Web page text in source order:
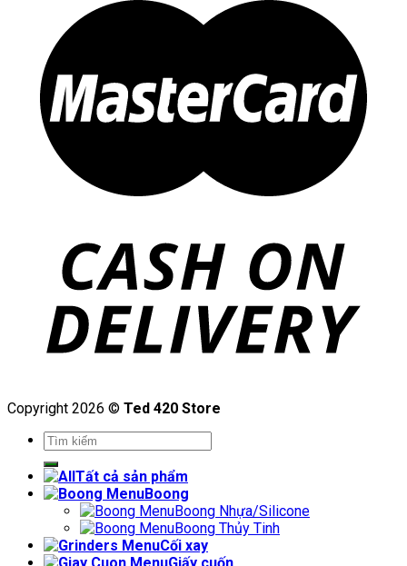
Copyright 2026 © Ted 420 Store
Tìm
Tất cả sản phẩm
Boong
Boong Nhựa/Silicone
Boong Thủy Tinh
Cối xay